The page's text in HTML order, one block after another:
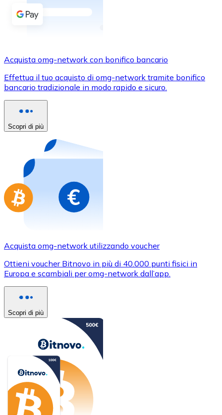
Bonifico SEPA
Aggiungi fondi al tuo conto Bitnovo o fai acquisti
Carta di credito / debito
Usa le carte Visa e Mastercard per acquistare
Acquista con carta
Negozio - Carte regalo
Nuovo
Acquista gift card dei tuoi marchi preferiti con
Vai al negozio di carte regalo
Acquista omg-network con bonifico bancario
Effettua il tuo acquisto di omg-network tramite bonifico
bancario tradizionale in modo rapido e sicuro.
Scopri di più
Acquista omg-network utilizzando voucher
Ottieni voucher Bitnovo in più di 40.000 punti fisici in
Europa e scambiali per omg-network dall’app.
Scopri di più